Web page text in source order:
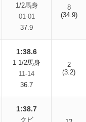
1/2馬身
01-01
37.9
8
(34.9)
1:38.6
1 1/2馬身
11-14
36.7
2
(3.2)
1:38.7
クビ